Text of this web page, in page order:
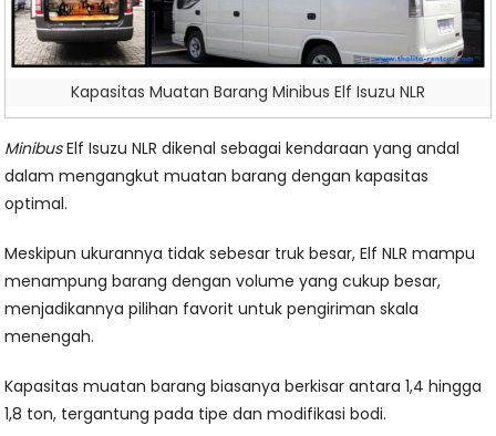
Kapasitas Muatan Barang Minibus Elf Isuzu NLR
MinibusElf Isuzu NLR dikenal sebagai kendaraan yang andal
dalam mengangkut muatan barang dengan kapasitas
optimal.
Meskipun ukurannya tidak sebesar truk besar, Elf NLR mampu
menampung barang dengan volume yang cukup besar,
menjadikannya pilihan favorit untuk pengiriman skala
menengah.
Kapasitas muatan barang biasanya berkisar antara 1,4 hingga
1,8 ton, tergantung pada tipe dan modifikasi bodi.